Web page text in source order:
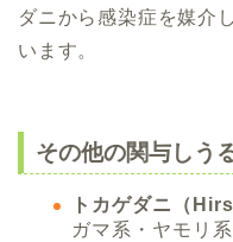
ダニから感染症を媒介
います。
その他の関与しう
トカゲダニ（
ガマ系・ヤモリ